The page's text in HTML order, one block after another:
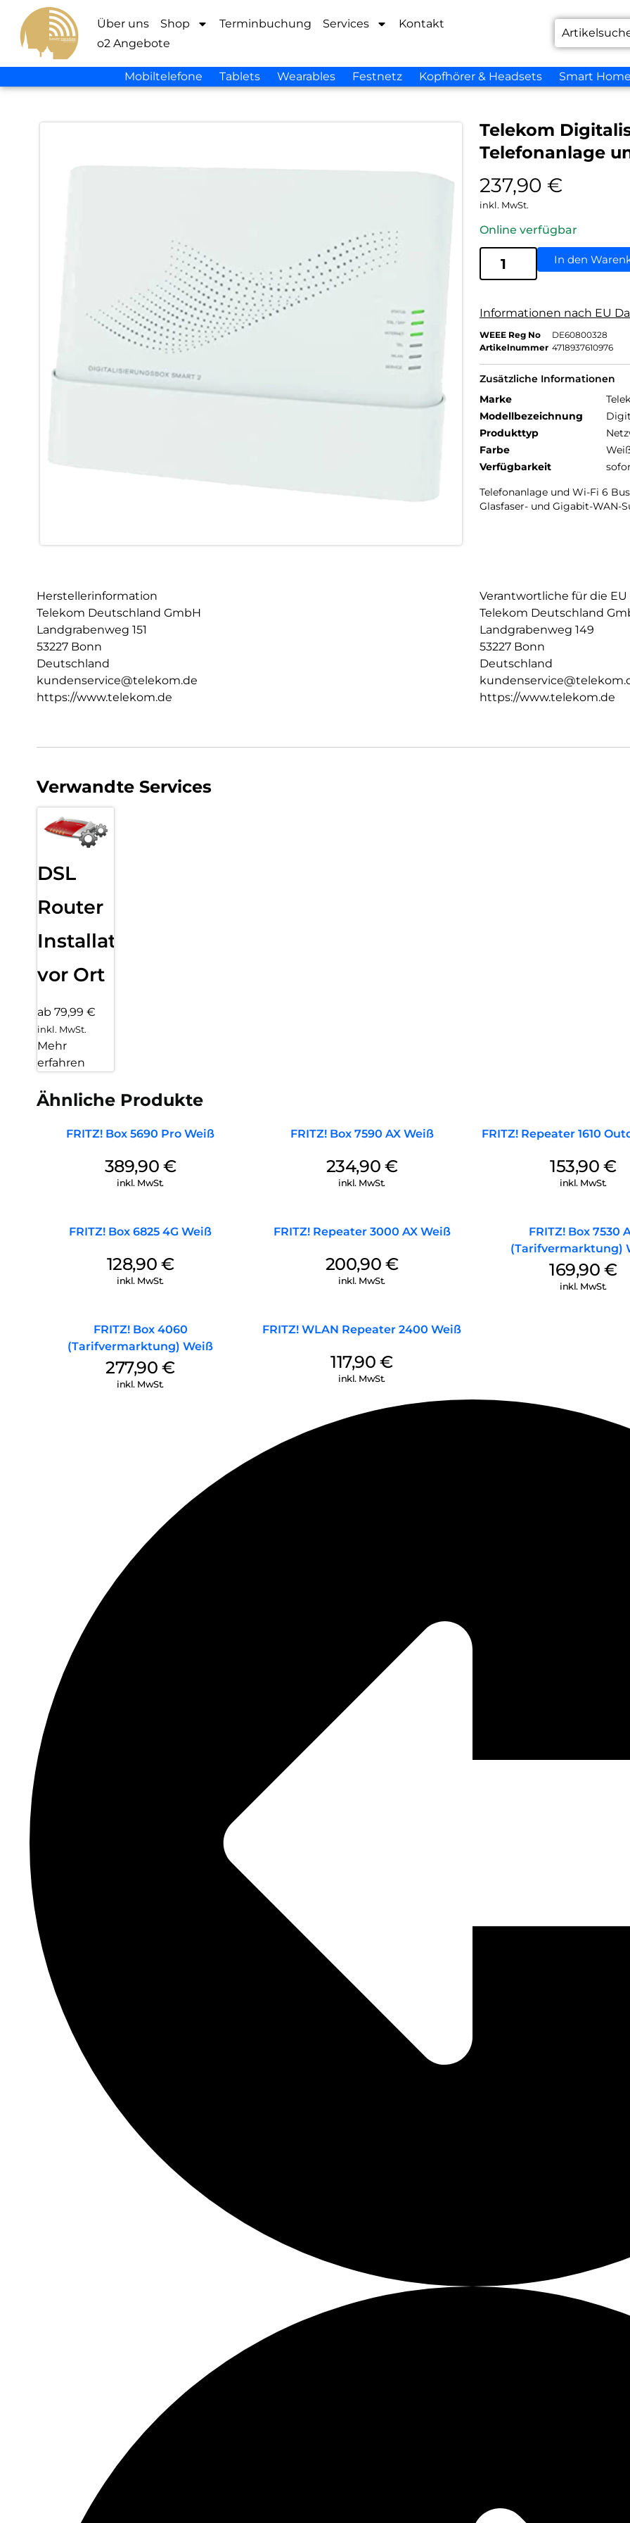
Über uns Shop Terminbuchung Services
Kontakt
o2 Angebote
Mobiltelefone Tablets Wearables Festnetz Kopfhörer & Headsets Smart
Telekom
Telefonanlage
237,90 €
inkl. MwSt.
Online verfügbar
In den
Informationen nach EU
WEEE Reg No
DE60800328
Artikelnummer 4718937610976
Zusätzliche Informationen
Marke
Modellbezeichnung
Produkttyp
Farbe
Verfügbarkeit
Telefonanlage und Wi-Fi 6
Glasfaser- und Gigabit-WAN-
Herstellerinformation
Telekom Deutschland GmbH
Landgrabenweg 151
53227 Bonn
Deutschland
kundenservice@telekom.de
https://www.telekom.de
Verantwortliche für die EU
Telekom Deutschland
Landgrabenweg 149
53227 Bonn
Deutschland
https://www.telekom.de
Verwandte Services
DSL
Router
Installation
vor Ort
ab 79,99 €
inkl. MwSt.
Mehr
erfahren
Ähnliche Produkte
FRITZ! Box 5690 Pro Weiß
389,90 €
inkl. MwSt.
FRITZ! Box 7590 AX Weiß
234,90 €
inkl. MwSt.
FRITZ! Repeater 1610
153,90€
inkl. MwSt.
FRITZ! Box 6825 4G Weiß
128,90 €
inkl. MwSt.
FRITZ! Repeater 3000 AX Weiß
200,90 €
inkl. MwSt.
FRITZ! Box 7530
(Tarifvermarktung)
169,90€
inkl. MwSt.
FRITZ! Box 4060
(Tarifvermarktung) Weiß
277,90€
inkl. MwSt.
FRITZ! WLAN Repeater 2400 Weiß
117,90€
inkl. MwSt.